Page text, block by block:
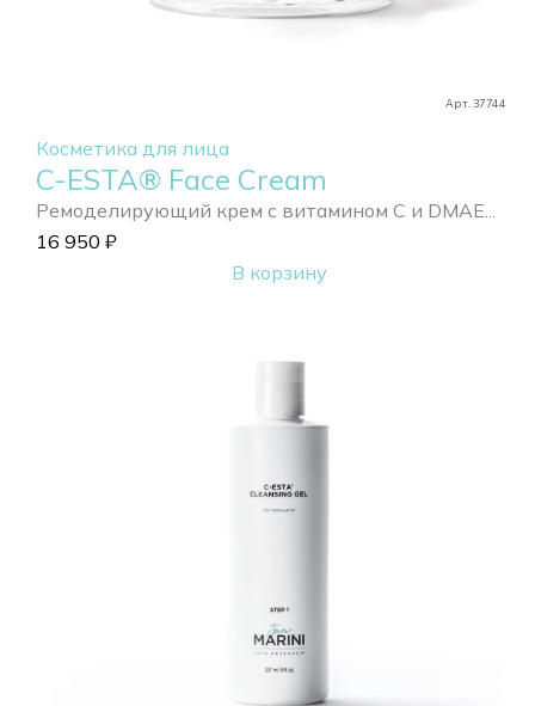
Арт. 37744
Косметика для лица
C-ESTA® Face Cream
Ремоделирующий крем с витамином С и DMAE...
16 950 ₽
В корзину